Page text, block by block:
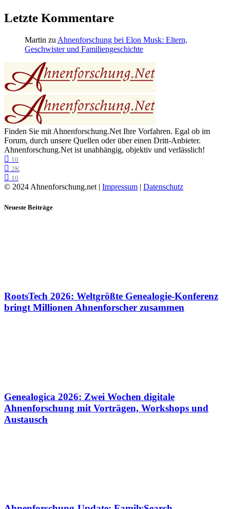
Letzte Kommentare
Martin zu Ahnenforschung bei Elon Musk: Eltern,
Geschwister und Familiengeschichte
Finden Sie mit Ahnenforschung.Net Ihre Vorfahren. Egal ob im
Forum, durch unsere Quellen oder über einen Dritt-Anbieter.
Ahnenforschung.Net ist unabhängig, objektiv und verlässlich!
10
2K
10
© 2024 Ahnenforschung.net | Impressum | Datenschutz
Neueste Beiträge
RootsTech 2026: Weltgrößte Genealogie-Konferenz
bringt Millionen Ahnenforscher zusammen
Genealogica 2026: Zwei Wochen digitale
Ahnenforschung mit Vorträgen, Workshops und
Austausch